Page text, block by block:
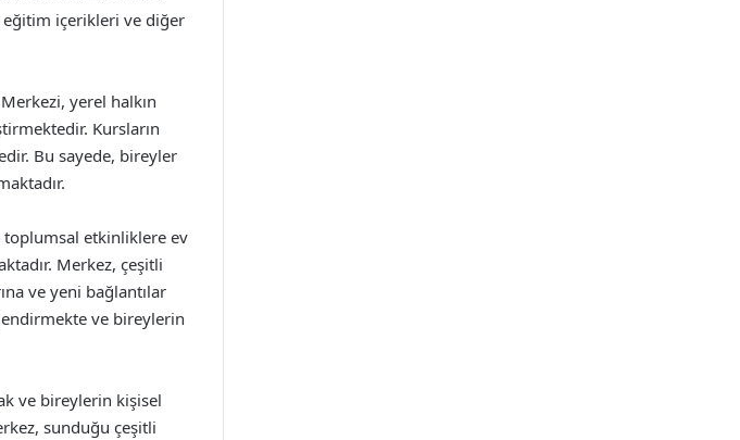
eğitim içerikleri ve diğer
yerel halkın
Kursların
Bu sayede, bireyler
toplumsal etkinliklere ev
Merkez, çeşitli
ve yeni bağlantılar
ve bireylerin
ve bireylerin kişisel
sunduğu çeşitli